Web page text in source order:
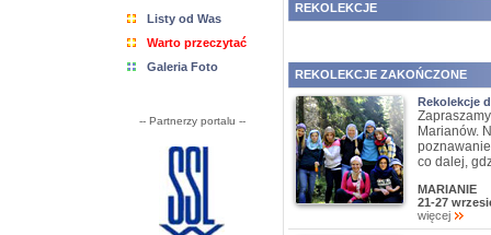
Listy od Was
Warto przeczytać
Galeria Foto
-- Partnerzy portalu --
REKOLEKCJE
REKOLEKCJE ZAKOŃCZONE
Rekolekcje
Marianów.
co dalej,
MARIANIE
21-27
więcej